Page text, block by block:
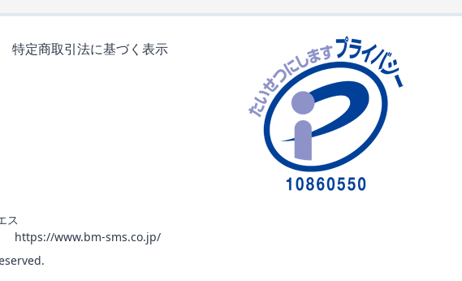
特定商取引法に基づく表示
ス
https://www.bm-sms.co.jp/